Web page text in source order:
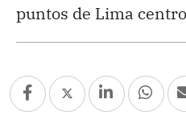
puntos de Lima